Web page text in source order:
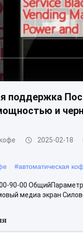
поддержка
и
2025-02-18
#автоматическая
90-00
медиа экран